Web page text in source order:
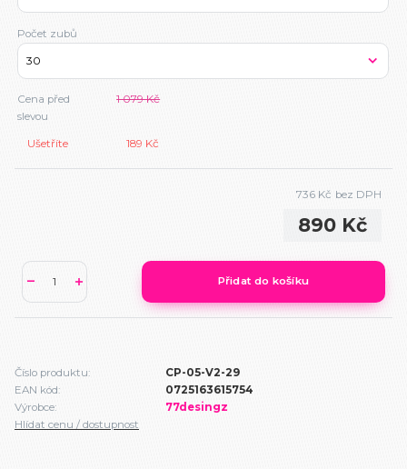
Počet zubů
Cena před
slevou
1 079 Kč
Ušetříte 189 Kč
890 Kč
736 Kč bez DPH
Přidat do košíku
Číslo produktu:
CP-05-V2-29
EAN kód:
0725163615754
Výrobce:
77desingz
Hlídat cenu / dostupnost